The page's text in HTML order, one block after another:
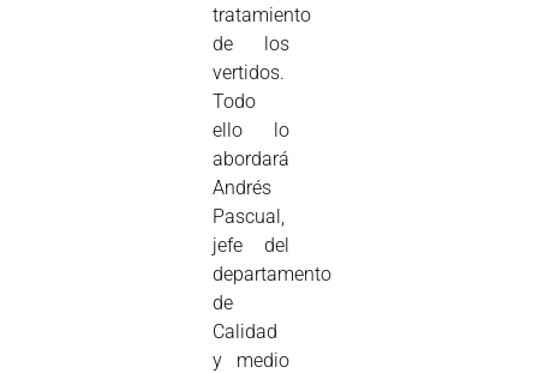
tratamiento
de los
vertidos.
Todo
ello lo
abordará
Andrés
Pascual,
jefe del
departamento
de
Calidad
y medio